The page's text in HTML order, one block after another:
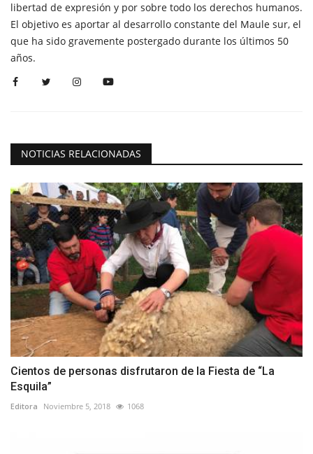
libertad de expresión y por sobre todo los derechos humanos.
El objetivo es aportar al desarrollo constante del Maule sur, el
que ha sido gravemente postergado durante los últimos 50
años.
NOTICIAS RELACIONADAS
Cientos de personas disfrutaron de la Fiesta de “La
Esquila”
Editora Noviembre 5, 2018 1068